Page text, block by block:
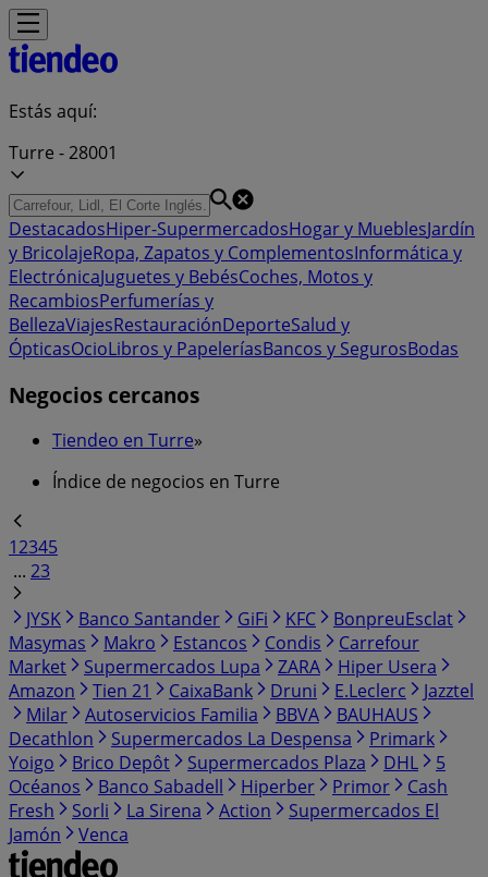
Estás aquí:
Turre - 28001
DestacadosHiper-SupermercadosHogar y MueblesJardín
y BricolajeRopa, Zapatos y ComplementosInformática y
ElectrónicaJuguetes y BebésCoches, Motos y
RecambiosPerfumerías y
BellezaViajesRestauraciónDeporteSalud y
ÓpticasOcioLibros y PapeleríasBancos y SegurosBodas
Negocios cercanos
Tiendeo en Turre»
Índice de negocios en Turre
12345
... 23
JYSK
Banco Santander GiFi KFC
BonpreuEsclat
Masymas
Makro Estancos Condis
Carrefour
Market
Supermercados Lupa ZARA
Hiper Usera
Amazon
Tien 21 CaixaBank Druni E.Leclerc
Jazztel
Milar
Autoservicios Familia BBVA
BAUHAUS
Decathlon
Supermercados La Despensa
Primark
Yoigo
Brico Depôt Supermercados Plaza DHL
5
Océanos
Banco Sabadell Hiperber Primor
Cash
Fresh
Sorli La Sirena Action
Supermercados El
Jamón
Venca